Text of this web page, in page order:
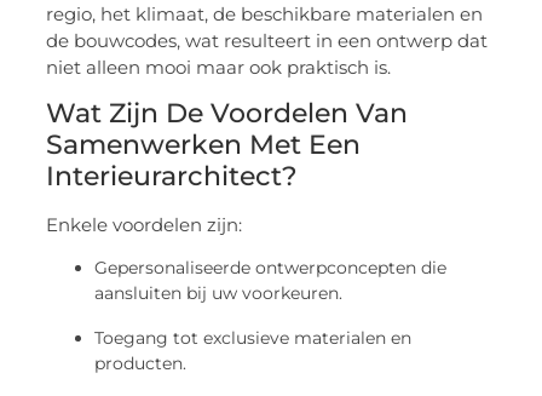
regio, het klimaat, de beschikbare materialen en
de bouwcodes, wat resulteert in een ontwerp dat
niet alleen mooi maar ook praktisch is.
Wat Zijn De Voordelen Van
Samenwerken Met Een
Interieurarchitect?
Enkele voordelen zijn:
Gepersonaliseerde ontwerpconcepten die
aansluiten bij uw voorkeuren.
Toegang tot exclusieve materialen en
producten.